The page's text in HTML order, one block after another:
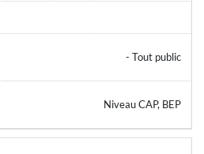
- Tout public
Niveau CAP, BEP